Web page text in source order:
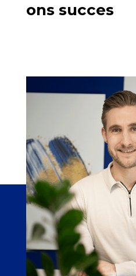
ons succes